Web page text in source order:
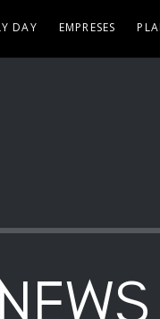
DAY EMPRESES